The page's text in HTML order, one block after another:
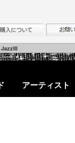
アーティスト